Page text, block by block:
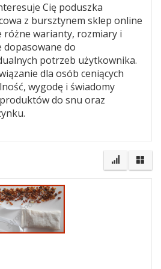
Cię poduszka
z bursztynem sklep online
różne warianty, rozmiary i
dopasowane do
potrzeb użytkownika.
dla osób ceniących
wygodę i świadomy
do snu oraz